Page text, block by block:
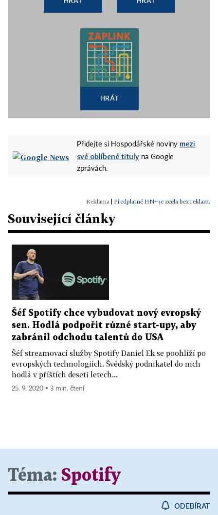
HRÁT
Přidejte si Hospodářské noviny mezi
své oblíbené tituly na Google
zprávách.
Předplatné HN+ je zcela bez reklam.
Související články
Šéf Spotify chce vybudovat nový evropský
sen. Hodlá podpořit různé start-upy, aby
zabránil odchodu talentů do USA
Šéf streamovací služby Spotify Daniel Ek se poohlíží po
evropských technologiích. Švédský podnikatel do nich
hodlá v příštích deseti letech...
25. 9. 2020 ▪ 3 min. čtení
Téma: Spotify
ODEBÍRAT